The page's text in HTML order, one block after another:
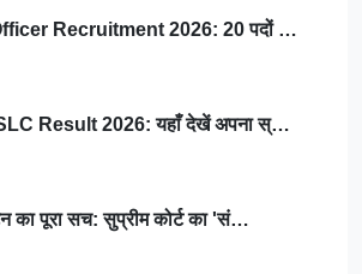
Recruitment 2026: 20 पदों …
Result 2026: यहाँ देखें अपना स्…
का पूरा सच: सुप्रीम कोर्ट का 'सं…